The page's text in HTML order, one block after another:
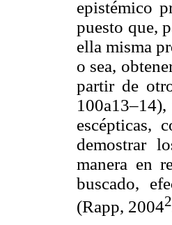
epistémico
puesto que,
ella misma
o sea,
partir de
escépticas,
demostrar
manera en
buscado,
(Rapp, 20042